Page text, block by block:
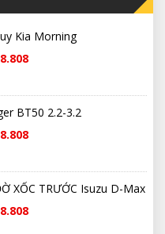
Kia Morning
BT50 2.2-3.2
XỐC TRƯỚC Isuzu D-Max